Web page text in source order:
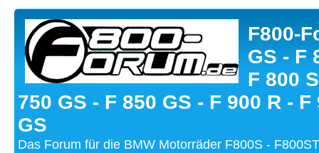
F800-
GS - F
F 800
750 GS - F 850 GS - F 900 R - F
GS
Das Forum für die BMW Motorräder F800S -